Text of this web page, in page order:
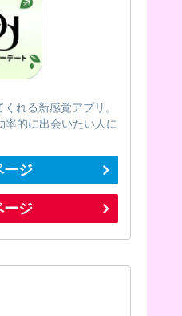
れる新感覚アプリ。
率的に出会いたい人に
ージ
ージ